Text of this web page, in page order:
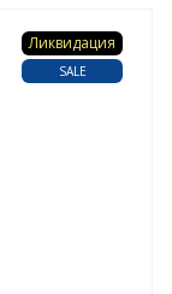
Ликвидация
SALE